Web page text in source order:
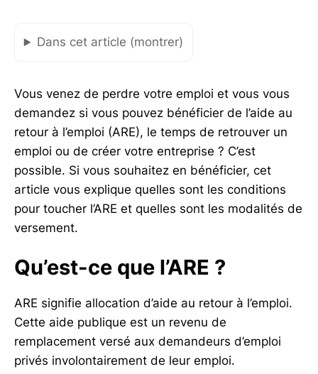
Dans cet article (montrer)
Vous venez de perdre votre emploi et vous vous
demandez si vous pouvez bénéficier de l’aide au
retour à l’emploi (ARE), le temps de retrouver un
emploi ou de créer votre entreprise ? C’est
possible. Si vous souhaitez en bénéficier, cet
article vous explique quelles sont les conditions
pour toucher l’ARE et quelles sont les modalités de
versement.
Qu’est-ce que l’ARE ?
ARE signifie allocation d’aide au retour à l’emploi.
Cette aide publique est un revenu de
remplacement versé aux demandeurs d’emploi
privés involontairement de leur emploi.